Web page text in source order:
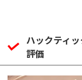
ハックティ
評価